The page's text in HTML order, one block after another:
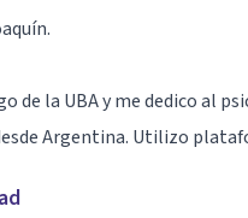
de la UBA y me dedico al
Argentina. Utilizo